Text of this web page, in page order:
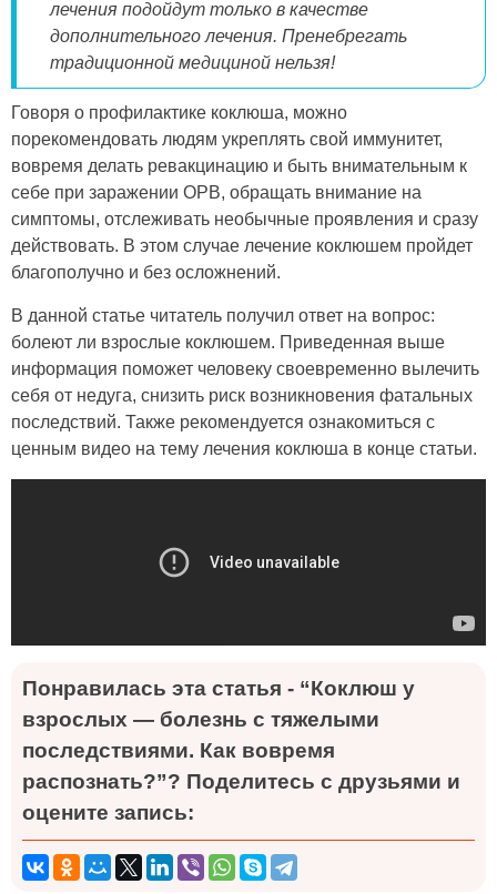
лечения подойдут только в качестве
дополнительного лечения. Пренебрегать
традиционной медициной нельзя!
Говоря о профилактике коклюша, можно
порекомендовать людям укреплять свой иммунитет,
вовремя делать ревакцинацию и быть внимательным к
себе при заражении ОРВ, обращать внимание на
симптомы, отслеживать необычные проявления и сразу
действовать. В этом случае лечение коклюшем пройдет
благополучно и без осложнений.
В данной статье читатель получил ответ на вопрос:
болеют ли взрослые коклюшем. Приведенная выше
информация поможет человеку своевременно вылечить
себя от недуга, снизить риск возникновения фатальных
последствий. Также рекомендуется ознакомиться с
ценным видео на тему лечения коклюша в конце статьи.
Понравилась эта статья - “Коклюш у
взрослых — болезнь с тяжелыми
последствиями. Как вовремя
распознать?”? Поделитесь с друзьями и
оцените запись: